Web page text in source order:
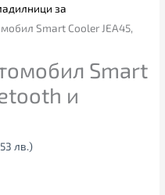
за
Smart Cooler JEA45,
Smart
и
лв.)